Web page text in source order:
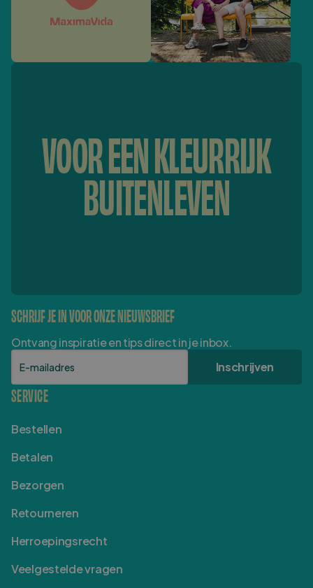
VOOR EEN KLEURRIJK
BUITENLEVEN
SCHRIJF JE IN VOOR ONZE NIEUWSBRIEF
Ontvang inspiratie en tips direct in je inbox.
E-mailadres
Inschrijven
SERVICE
Bestellen
Betalen
Bezorgen
Retourneren
Herroepingsrecht
Veelgestelde vragen